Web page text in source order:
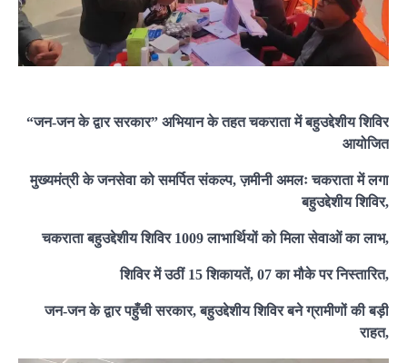
“जन-जन के द्वार सरकार” अभियान के तहत चकराता में बहुउद्देशीय शिविर
आयोजित
मुख्यमंत्री के जनसेवा को समर्पित संकल्प, ज़मीनी अमलः चकराता में लगा
बहुउद्देशीय शिविर,
चकराता बहुउद्देशीय शिविर 1009 लाभार्थियों को मिला सेवाओं का लाभ,
शिविर में उठीं 15 शिकायतें, 07 का मौके पर निस्तारित,
जन-जन के द्वार पहुँची सरकार, बहुउद्देशीय शिविर बने ग्रामीणों की बड़ी
राहत,